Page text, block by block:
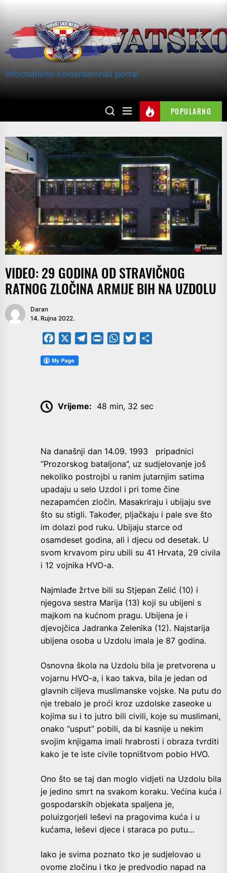
content
Informativno-komentatorski portal
POPULARNO
VIDEO: 29 GODINA OD STRAVIČNOG
RATNOG ZLOČINA ARMIJE BIH NA UZDOLU
Daran
14. Rujna 2022.
Facebook TelegramPrintFriendly
WhatsApp
Twitter
Vrijeme: 48 min, 32 sec
Na današnji dan 14.09. 1993 pripadnici
“Prozorskog bataljona”, uz sudjelovanje još
nekoliko postrojbi u ranim jutarnjim satima
upadaju u selo Uzdol i pri tome čine
nezapamćen zločin. Masakriraju i ubijaju sve
što su stigli. Također, pljačkaju i pale sve što
im dolazi pod ruku. Ubijaju starce od
osamdeset godina, ali i djecu od desetak. U
svom krvavom piru ubili su 41 Hrvata, 29 civila
i 12 vojnika HVO-a.
Najmlađe žrtve bili su Stjepan Zelić (10) i
njegova sestra Marija (13) koji su ubijeni s
majkom na kućnom pragu. Ubijena je i
djevojčica Jadranka Zelenika (12). Najstarija
ubijena osoba u Uzdolu imala je 87 godina.
Osnovna škola na Uzdolu bila je pretvorena u
vojarnu HVO-a, i kao takva, bila je jedan od
glavnih ciljeva muslimanske vojske. Na putu do
nje trebalo je proći kroz uzdolske zaseoke u
kojima su i to jutro bili civili, koje su muslimani,
onako “usput” pobili, da bi kasnije u nekim
svojim knjigama imali hrabrosti i obraza tvrditi
kako je te iste civile topništvom pobio HVO.
Ono što se taj dan moglo vidjeti na Uzdolu bila
je jedino smrt na svakom koraku. Većina kuća i
gospodarskih objekata spaljena je,
poluizgorjeli leševi na pragovima kuća i u
kućama, leševi djece i staraca po putu…
Iako je svima poznato tko je sudjelovao u
ovome zločinu i tko je predvodio napad na